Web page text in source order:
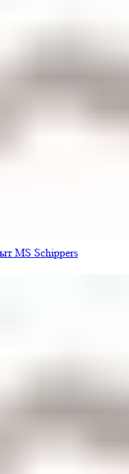
MS Schippers